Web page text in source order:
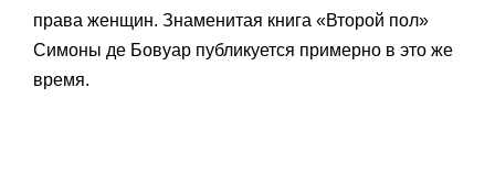
права женщин. Знаменитая книга «Второй пол»
Симоны де Бовуар публикуется примерно в это же
время.